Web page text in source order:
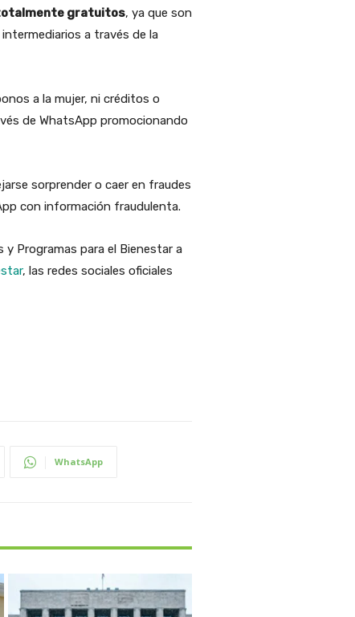
totalmente gratuitos, ya que son
a través de la
a la mujer, ni créditos o
de WhatsApp promocionando
sorprender o caer en fraudes
con información fraudulenta.
Programas para el Bienestar a
, las redes sociales oficiales
WhatsApp